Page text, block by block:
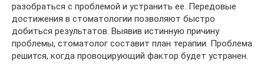
разобраться с проблемой и устранить ее. Передовые
достижения в стоматологии позволяют быстро
добиться результатов. Выявив истинную причину
проблемы, стоматолог составит план терапии. Проблема
решится, когда провоцирующий фактор будет устранен.